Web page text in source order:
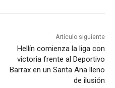
Artículo siguiente
Hellín comienza la liga con
victoria frente al Deportivo
Barrax en un Santa Ana lleno
de ilusión